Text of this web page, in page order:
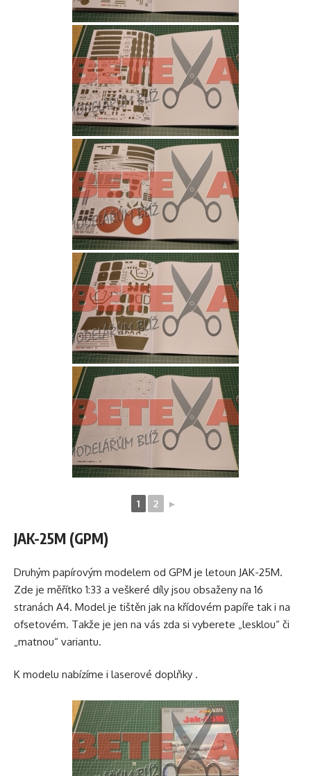
1 2 ►
JAK-25M (GPM)
Druhým papírovým modelem od GPM je letoun JAK-25M.
Zde je měřítko 1:33 a veškeré díly jsou obsaženy na 16
stranách A4. Model je tištěn jak na křídovém papíře tak i na
ofsetovém. Takže je jen na vás zda si vyberete „lesklou“ či
„matnou“ variantu.
K modelu nabízíme i laserové doplňky .